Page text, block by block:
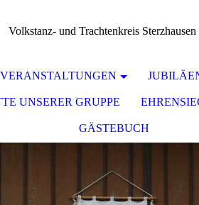
Volkstanz- und Trachtenkreis
VERANSTALTUNGEN
UNSERER GRUPPE
GÄSTEBUCH